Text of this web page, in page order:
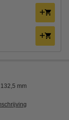
132,5 mm